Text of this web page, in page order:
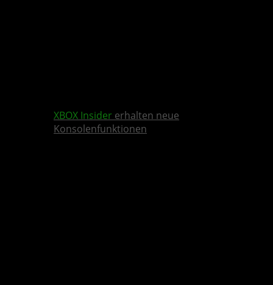
XBOX Insider erhalten neue
Konsolenfunktionen